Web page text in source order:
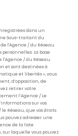
dans un
Sous-traitant du
l'Agence / du Réseau
La base
/ du Réseau.
et sont destinées à
et libertés », vous
d’opposition, de
retirer votre
l’Agence / Le
sur vos
Réseau, que vos droits
pouvez adresser une
de la liste
sur laquelle vous pouvez